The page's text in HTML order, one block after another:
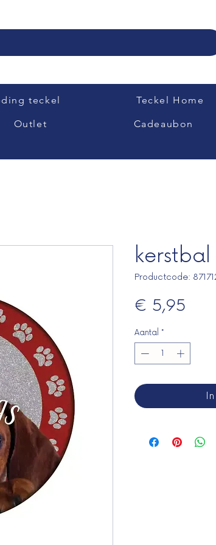
teckel Teckel Home
Outlet Cadeaubon
Productcode:
€ 5,95
Aantal *